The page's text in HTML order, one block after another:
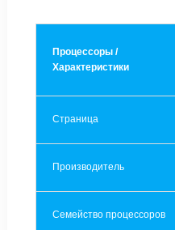
Процессоры /
Характеристики
Страница
Производитель
Семейство процессоров